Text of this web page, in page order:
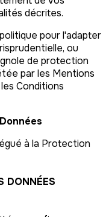
décrites.
pour l'adapter
ou
de protection
par les Mentions
Conditions
à la Protection
DONNÉES